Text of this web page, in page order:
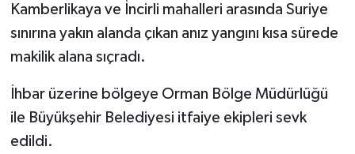
Kamberlikaya ve İncirli mahalleri arasında Suriye
sınırına yakın alanda çıkan anız yangını kısa sürede
makilik alana sıçradı.
İhbar üzerine bölgeye Orman Bölge Müdürlüğü
ile Büyükşehir Belediyesi itfaiye ekipleri sevk
edildi.